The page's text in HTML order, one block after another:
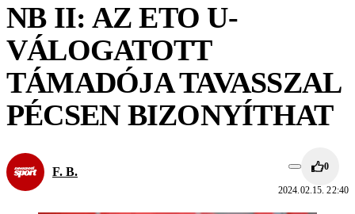
NB II: AZ ETO U-
VÁLOGATOTT
TÁMADÓJA TAVASSZAL
PÉCSEN BIZONYÍTHAT
F. B. 0
2024.02.15. 22:40